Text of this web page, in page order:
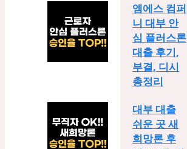
엠에스 컴퍼
니 대부 안
심 플러스론
대출 후기,
부결, 디시
총정리
대부 대출
쉬운 곳 새
희망론 후